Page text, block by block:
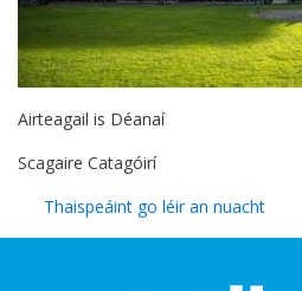
Airteagail is Déanaí
Scagaire Catagóirí
Thaispeáint go léir an nuacht